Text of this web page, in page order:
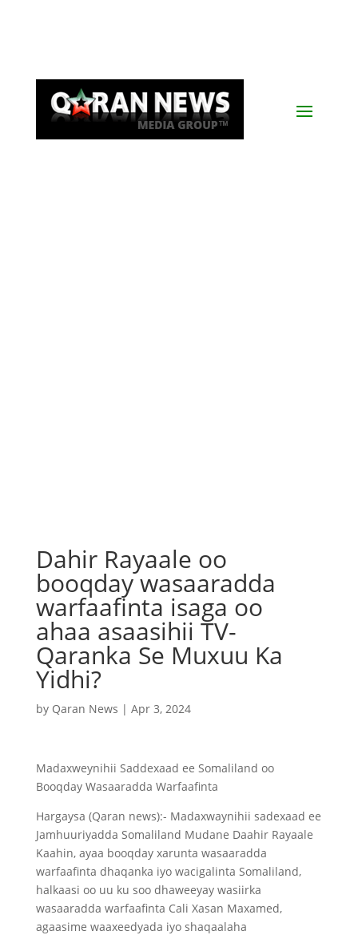
Dahir Rayaale oo
booqday wasaaradda
warfaafinta isaga oo
ahaa asaasihii TV-
Qaranka Se Muxuu Ka
Yidhi?
by Qaran News | Apr 3, 2024
Madaxweynihii Saddexaad ee Somaliland oo
Booqday Wasaaradda Warfaafinta
Hargaysa (Qaran news):- Madaxwaynihii sadexaad ee
Jamhuuriyadda Somaliland Mudane Daahir Rayaale
Kaahin, ayaa booqday xarunta wasaaradda
warfaafinta dhaqanka iyo wacigalinta Somaliland,
halkaasi oo uu ku soo dhaweeyay wasiirka
wasaaradda warfaafinta Cali Xasan Maxamed,
agaasime waaxeedyada iyo shaqaalaha